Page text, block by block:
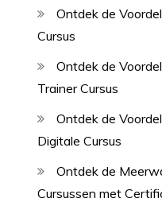
Ontdek de
Cursus
Ontdek de
Trainer Cursus
Ontdek de
Digitale Cursus
Ontdek de
Cursussen met